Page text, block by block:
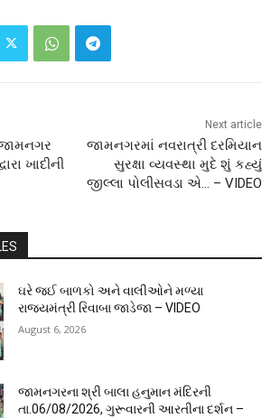
જામનગર
ખાદીની
Next article
જામનગરમાં નવરાત્રી દરમિયાન
સુરક્ષા વ્યવસ્થા મુદે શું કહ્યું
જીલ્લા પોલીસવડા એ… – VIDEO
ઘરે જઈ બાળકો અને વાલીઓને મળ્યા
રાજ્યમંત્રી રિવાબા જાડેજા – VIDEO
August 6, 2026
જામનગરના શ્રી બાલા હનુમાન મંદિરની
તા.06/08/2026, ગુરૂવારની આરતીના દર્શન –